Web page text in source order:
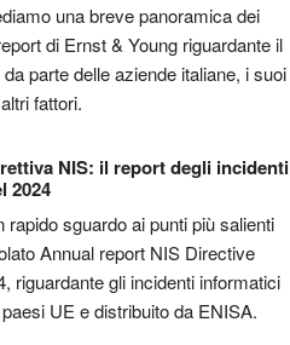
una breve panoramica dei
di Ernst & Young riguardante il
parte delle aziende italiane, i suoi
fattori.
NIS: il report degli incidenti
2024
rapido sguardo ai punti più salienti
Annual report NIS Directive
riguardante gli incidenti informatici
UE e distribuito da ENISA.